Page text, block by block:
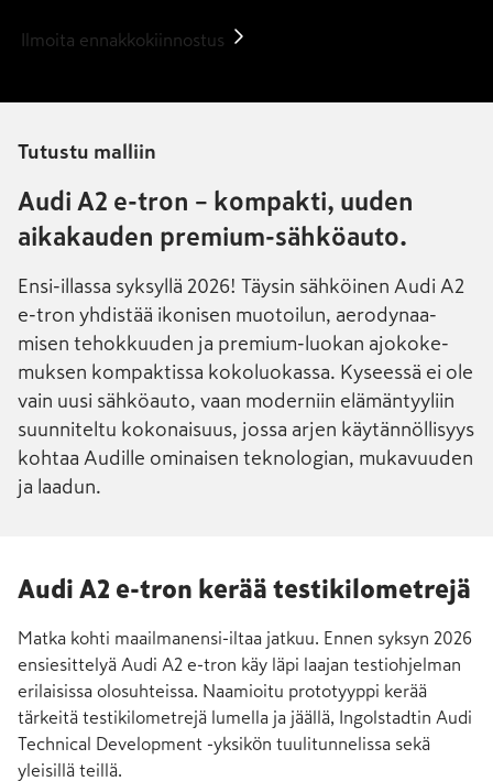
Ilmoita ennakkokiinnostus
Tutustu malliin
Audi A2 e-tron – kom­pakti, uuden
aika­kauden premium-sähkö­auto.
Ensi-illassa syksyllä 2026! Täysin sähköinen Audi A2
e-tron yhdistää iko­nisen muotoilun, aero­dynaa­
misen tehok­kuuden ja premium-luokan ajo­koke­­
muk­sen kom­pak­tissa koko­luokassa. Ky­sees­sä ei ole
vain uusi sähkö­auto, vaan moder­niin elämän­tyyliin
suunniteltu koko­naisuus, jossa arjen käytän­nöllisyys
kohtaa Audille ominaisen tekno­logian, muka­vuuden
ja laadun.
Audi A2 e-tron kerää testikilometrejä
Matka kohti maailmanensi-iltaa jatkuu. Ennen syksyn 2026
ensiesittelyä Audi A2 e-tron käy läpi laajan testiohjelman
erilaisissa olosuhteissa. Naamioitu prototyyppi kerää
tärkeitä testikilometrejä lumella ja jäällä, Ingolstadtin Audi
Technical Development -yksikön tuulitunnelissa sekä
yleisillä teillä.